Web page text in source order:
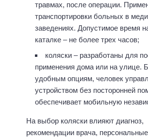
травмах, после операции.
транспортировки больных в
заведениях. Допустимое время
каталке – не более трех часов;
коляски – разработаны для
применения дома или на улице.
удобным опциям, человек
устройством без посторонней
обеспечивает мобильную
На выбор коляски влияют диагноз,
рекомендации врача, персональные